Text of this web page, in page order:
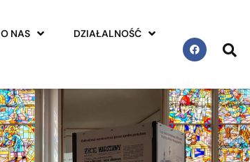
O NAS DZIAŁALNOŚĆ